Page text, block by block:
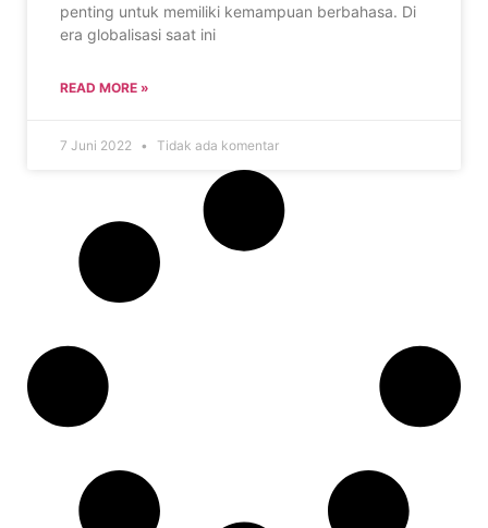
penting untuk memiliki kemampuan berbahasa. Di
era globalisasi saat ini
READ MORE »
7 Juni 2022 Tidak ada komentar